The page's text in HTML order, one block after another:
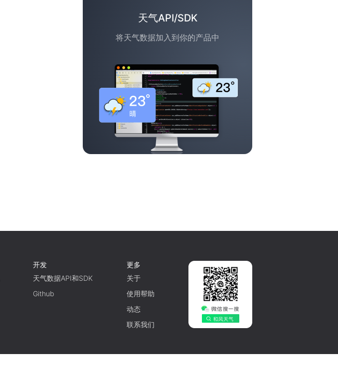
天气API/SDK
将天气数据加入到你的产品中
开发
天气数据API和SDK
Github
更多
关于
使用帮助
动态
联系我们